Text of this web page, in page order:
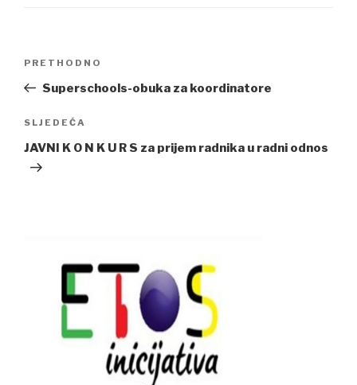
Previous
Post
PRETHODNO
Superschools-obuka za koordinatore
Next
Post
SLJEDEĆA
JAVNI K O N K U R S za prijem radnika u radni odnos